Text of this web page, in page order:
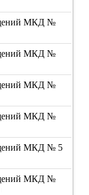
МКД №
МКД №
МКД №
МКД №
МКД № 5
МКД №